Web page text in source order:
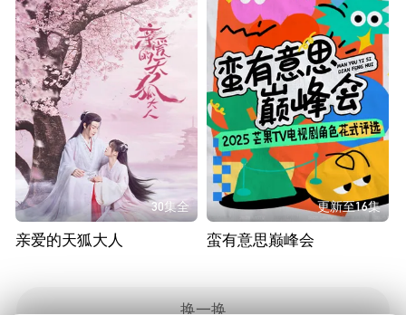
30集全
亲爱的天狐大人
更新至16集
蛮有意思巅峰会
换一换